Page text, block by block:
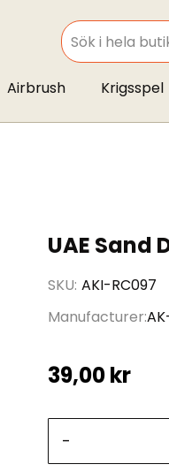
SEARCH
Airbrush Krigsspel
UAE Sand
SKU AKI-RC097
Manufacturer
39,00 kr
-